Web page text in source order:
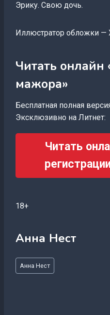
Эрику. Свою дочь.
Иллюстратор обложки —
Читать онлайн
мажора»
Бесплатная полная
Эксклюзивно на Литнет:
Читать
18+
Анна Нест
Метки
записи:
Анна Нест